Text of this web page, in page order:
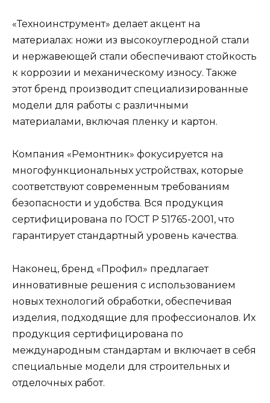
«Техноинструмент» делает акцент на
материалах: ножи из высокоуглеродной стали
и нержавеющей стали обеспечивают стойкость
к коррозии и механическому износу. Также
этот бренд производит специализированные
модели для работы с различными
материалами, включая пленку и картон.
Компания «Ремонтник» фокусируется на
многофункциональных устройствах, которые
соответствуют современным требованиям
безопасности и удобства. Вся продукция
сертифицирована по ГОСТ Р 51765-2001, что
гарантирует стандартный уровень качества.
Наконец, бренд «Профил» предлагает
инновативные решения с использованием
новых технологий обработки, обеспечивая
изделия, подходящие для профессионалов. Их
продукция сертифицирована по
международным стандартам и включает в себя
специальные модели для строительных и
отделочных работ.